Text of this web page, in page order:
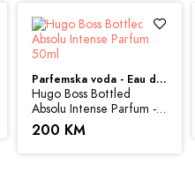
sve svoje resurse da Vam svi
garantovati da su sve navedene
Parfemska voda - Eau de Parfum (EDP)
Hugo Boss Bottled
Absolu Intense Parfum -
50ml
200 KM